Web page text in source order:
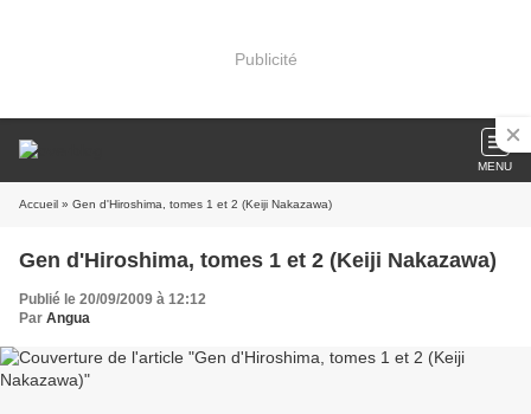
Publicité
MENU
Accueil » Gen d'Hiroshima, tomes 1 et 2 (Keiji Nakazawa)
Gen d'Hiroshima, tomes 1 et 2 (Keiji Nakazawa)
Publié le 20/09/2009 à 12:12
Par Angua